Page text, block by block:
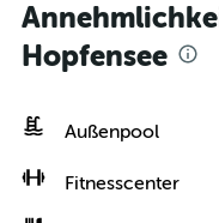
Hopfensee
Außenpool
Fitnesscenter